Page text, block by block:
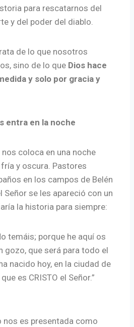
para rescatarnos del
y del poder del diablo.
de lo que nosotros
sino de lo que Dios hace
y solo por gracia y
entra en la noche
coloca en una noche
y oscura. Pastores
en los campos de Belén
Señor se les apareció con un
la historia para siempre:
temáis; porque he aquí os
gozo, que será para todo el
nacido hoy, en la ciudad de
es CRISTO el Señor.”
nos es presentada como